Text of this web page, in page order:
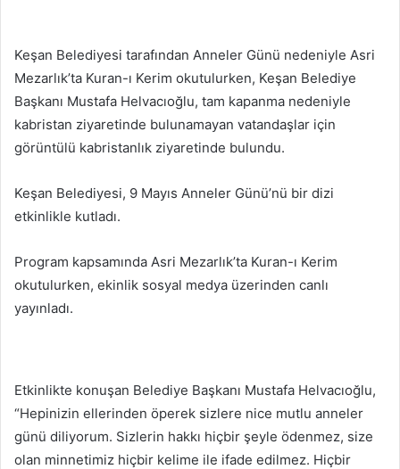
göndermek
Keşan Belediyesi tarafından Anneler Günü nedeniyle Asri
Mezarlık’ta Kuran-ı Kerim okutulurken, Keşan Belediye
Başkanı Mustafa Helvacıoğlu, tam kapanma nedeniyle
kabristan ziyaretinde bulunamayan vatandaşlar için
görüntülü kabristanlık ziyaretinde bulundu.
Keşan Belediyesi, 9 Mayıs Anneler Günü’nü bir dizi
etkinlikle kutladı.
Program kapsamında Asri Mezarlık’ta Kuran-ı Kerim
okutulurken, ekinlik sosyal medya üzerinden canlı
yayınladı.
Etkinlikte konuşan Belediye Başkanı Mustafa Helvacıoğlu,
“Hepinizin ellerinden öperek sizlere nice mutlu anneler
günü diliyorum. Sizlerin hakkı hiçbir şeyle ödenmez, size
olan minnetimiz hiçbir kelime ile ifade edilmez. Hiçbir